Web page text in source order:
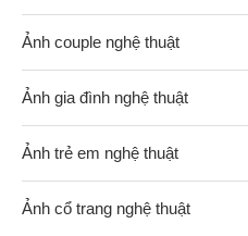
Ảnh couple nghệ thuật
Ảnh gia đình nghệ thuật
Ảnh trẻ em nghệ thuật
Ảnh cổ trang nghệ thuật